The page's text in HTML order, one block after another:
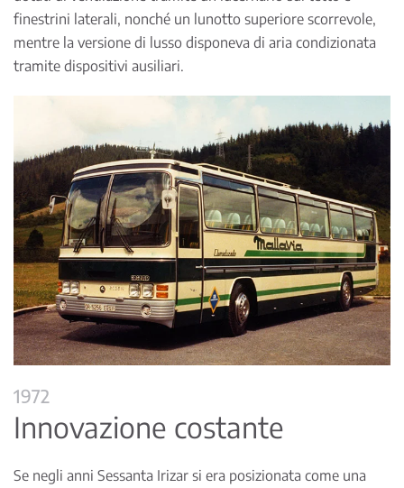
finestrini laterali, nonché un lunotto superiore scorrevole,
mentre la versione di lusso disponeva di aria condizionata
tramite dispositivi ausiliari.
1972
Innovazione costante
Se negli anni Sessanta Irizar si era posizionata come una